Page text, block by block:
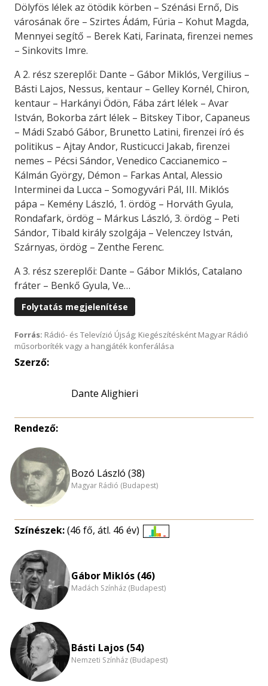
Dölyfös lélek az ötödik körben – Szénási Ernő, Dis
városának őre – Szirtes Ádám, Fúria – Kohut Magda,
Mennyei segítő – Berek Kati, Farinata, firenzei nemes
– Sinkovits Imre.
A 2. rész szereplői: Dante – Gábor Miklós, Vergilius –
Básti Lajos, Nessus, kentaur – Gelley Kornél, Chiron,
kentaur – Harkányi Ödön, Fába zárt lélek – Avar
István, Bokorba zárt lélek – Bitskey Tibor, Capaneus
– Mádi Szabó Gábor, Brunetto Latini, firenzei író és
politikus – Ajtay Andor, Rusticucci Jakab, firenzei
nemes – Pécsi Sándor, Venedico Caccianemico –
Kálmán György, Démon – Farkas Antal, Alessio
Interminei da Lucca – Somogyvári Pál, III. Miklós
pápa – Kemény László, 1. ördög – Horváth Gyula,
Rondafark, ördög – Márkus László, 3. ördög – Peti
Sándor, Tibald király szolgája – Velenczey István,
Szárnyas, ördög – Zenthe Ferenc.
A 3. rész szereplői: Dante – Gábor Miklós, Catalano
fráter – Benkő Gyula, Ve…
Folytatás megjelenítése
Forrás: Rádió- és Televízió Újság; Kiegészítésként Magyar Rádió
műsorboríték vagy a hangjáték konferálása
Szerző:
Dante Alighieri
Rendező:
Bozó László (38)
Magyar Rádió (Budapest)
Színészek:(46 fő, átl. 46 év)
Gábor Miklós (46)
Madách Színház (Budapest)
Básti Lajos (54)
Nemzeti Színház (Budapest)